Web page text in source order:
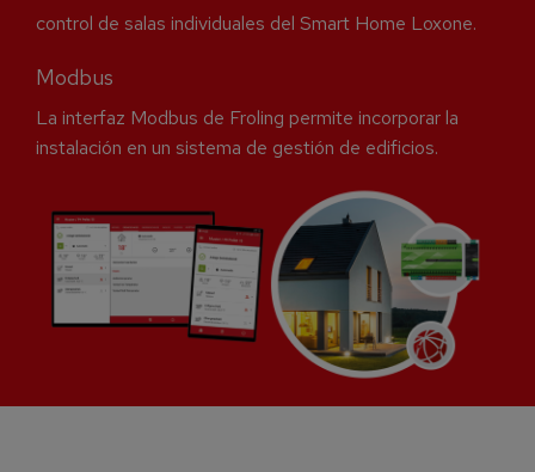
control de salas individuales del Smart Home Loxone.
Modbus
La interfaz Modbus de Froling permite incorporar la
instalación en un sistema de gestión de edificios.